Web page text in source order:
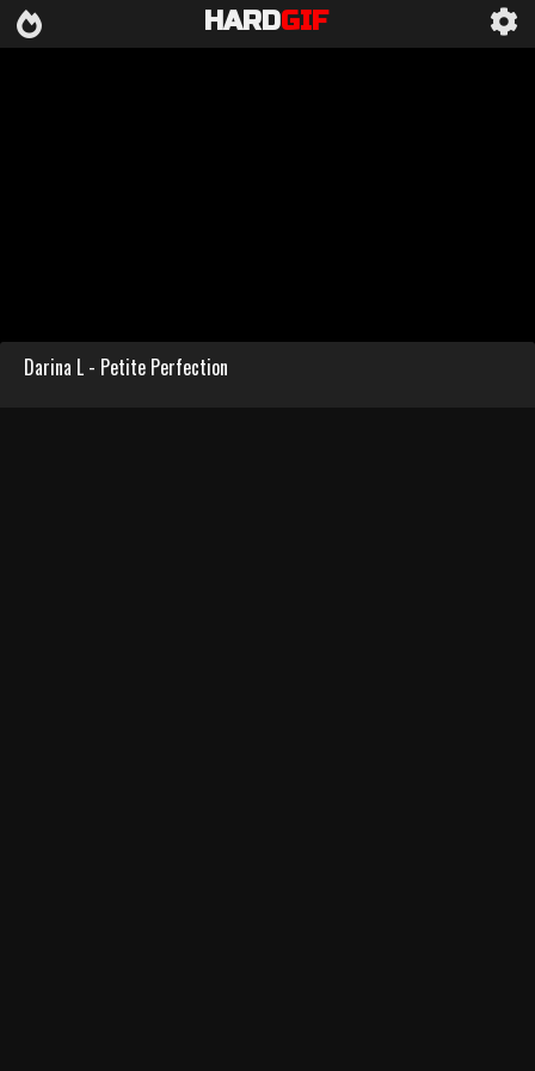
HARDGIF
Darina L - Petite Perfection